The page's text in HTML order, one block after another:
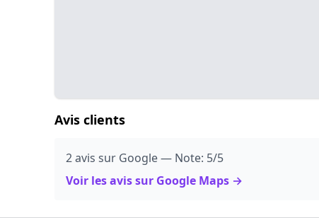
Avis clients
2 avis sur Google — Note: 5/5
Voir les avis sur Google Maps →